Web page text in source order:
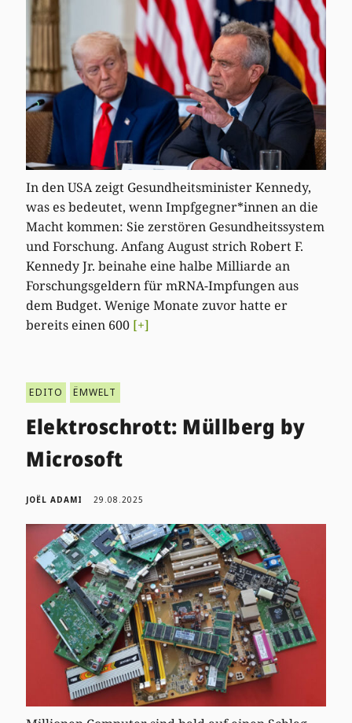
In den USA zeigt Gesundheitsminister Kennedy,
was es bedeutet, wenn Impfgegner*innen an die
Macht kommen: Sie zerstören Gesundheitssystem
und Forschung. Anfang August strich Robert F.
Kennedy Jr. beinahe eine halbe Milliarde an
Forschungsgeldern für mRNA-Impfungen aus
dem Budget. Wenige Monate zuvor hatte er
bereits einen 600 [+]
EDITO ËMWELT
Elektroschrott: Müllberg by
Microsoft
JOËL ADAMI 29.08.2025